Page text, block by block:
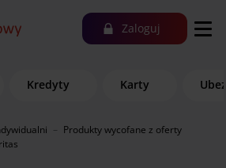
Zaloguj
Kredyty Karty
Produkty wycofane z oferty